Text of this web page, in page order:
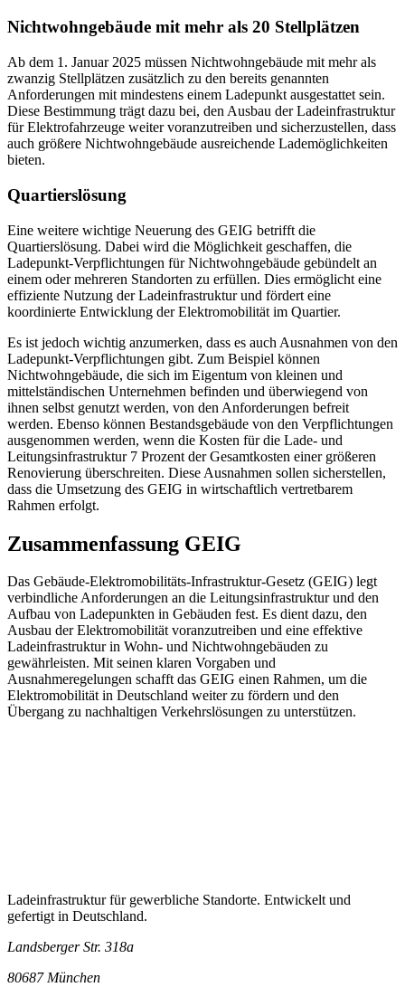
Nichtwohngebäude mit mehr als 20 Stellplätzen
Ab dem 1. Januar 2025 müssen Nichtwohngebäude mit mehr als
zwanzig Stellplätzen zusätzlich zu den bereits genannten
Anforderungen mit mindestens einem Ladepunkt ausgestattet sein.
Diese Bestimmung trägt dazu bei, den Ausbau der Ladeinfrastruktur
für Elektrofahrzeuge weiter voranzutreiben und sicherzustellen, dass
auch größere Nichtwohngebäude ausreichende Lademöglichkeiten
bieten.
Quartierslösung
Eine weitere wichtige Neuerung des GEIG betrifft die
Quartierslösung. Dabei wird die Möglichkeit geschaffen, die
Ladepunkt-Verpflichtungen für Nichtwohngebäude gebündelt an
einem oder mehreren Standorten zu erfüllen. Dies ermöglicht eine
effiziente Nutzung der Ladeinfrastruktur und fördert eine
koordinierte Entwicklung der Elektromobilität im Quartier.
Es ist jedoch wichtig anzumerken, dass es auch Ausnahmen von den
Ladepunkt-Verpflichtungen gibt. Zum Beispiel können
Nichtwohngebäude, die sich im Eigentum von kleinen und
mittelständischen Unternehmen befinden und überwiegend von
ihnen selbst genutzt werden, von den Anforderungen befreit
werden. Ebenso können Bestandsgebäude von den Verpflichtungen
ausgenommen werden, wenn die Kosten für die Lade- und
Leitungsinfrastruktur 7 Prozent der Gesamtkosten einer größeren
Renovierung überschreiten. Diese Ausnahmen sollen sicherstellen,
dass die Umsetzung des GEIG in wirtschaftlich vertretbarem
Rahmen erfolgt.
Zusammenfassung GEIG
Das Gebäude-Elektromobilitäts-Infrastruktur-Gesetz (GEIG) legt
verbindliche Anforderungen an die Leitungsinfrastruktur und den
Aufbau von Ladepunkten in Gebäuden fest. Es dient dazu, den
Ausbau der Elektromobilität voranzutreiben und eine effektive
Ladeinfrastruktur in Wohn- und Nichtwohngebäuden zu
gewährleisten. Mit seinen klaren Vorgaben und
Ausnahmeregelungen schafft das GEIG einen Rahmen, um die
Elektromobilität in Deutschland weiter zu fördern und den
Übergang zu nachhaltigen Verkehrslösungen zu unterstützen.
Ladeinfrastruktur für gewerbliche Standorte. Entwickelt und
gefertigt in Deutschland.
Landsberger Str. 318a
80687 München